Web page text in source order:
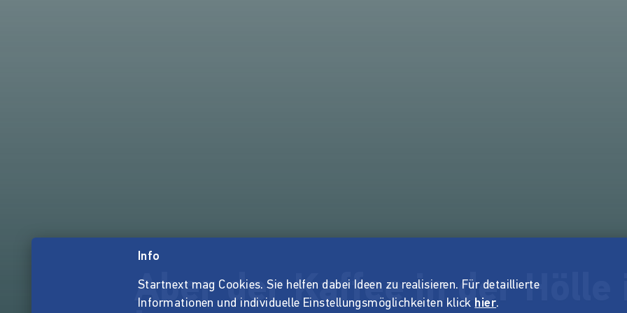
Aber der Kaffee in der Hölle
Info
Startnext mag Cookies. Sie helfen dabei Ideen zu realisieren. Für detaillierte
Informationen und individuelle Einstellungsmöglichkeiten klick hier.